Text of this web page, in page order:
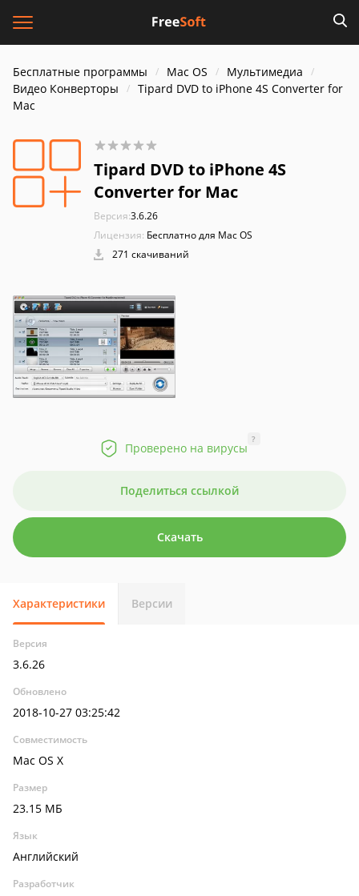
Бесплатные программы Mac OS
Мультимедиа
Видео Конверторы
Tipard DVD to iPhone 4S Converter for
Mac
Tipard DVD to iPhone 4S
Converter for Mac
Версия:3.6.26
Лицензия: Бесплатно для Mac OS
271 скачиваний
Проверено на вирусы
?
Поделиться ссылкой
Скачать
Характеристики Версии
Версия
3.6.26
Обновлено
2018-10-27 03:25:42
Совместимость
Mac OS X
Размер
23.15 МБ
Язык
Английский
Разработчик